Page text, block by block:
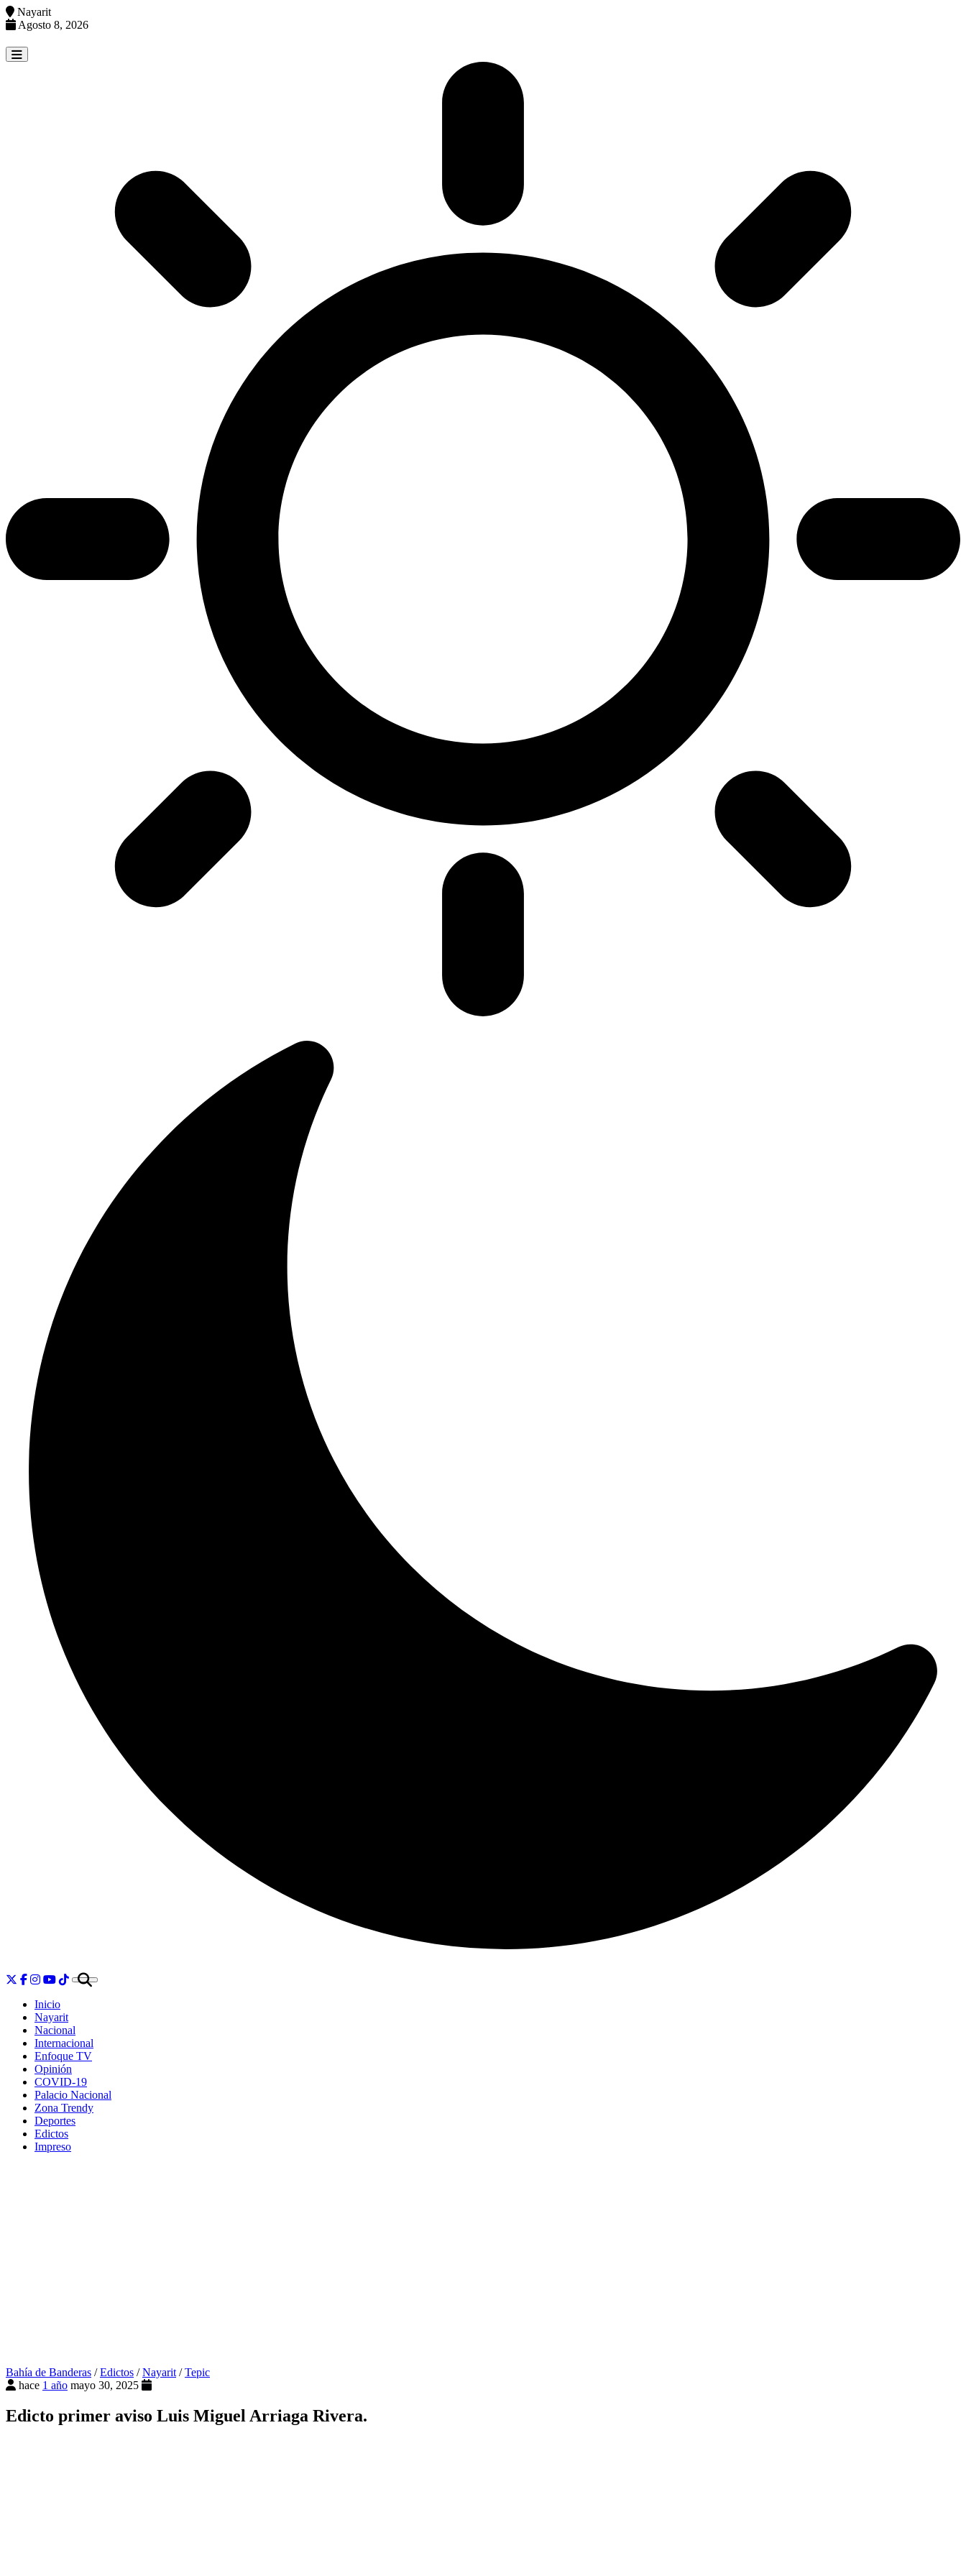
Nayarit
Agosto 8, 2026
to
content
Inicio
Nayarit
Nacional
Internacional
Enfoque TV
Opinión
COVID-19
Palacio Nacional
Zona Trendy
Deportes
Edictos
Impreso
Bahía de Banderas /Edictos /Nayarit/Tepic
hace 1 año mayo 30, 2025
Edicto primer aviso Luis Miguel Arriaga Rivera.